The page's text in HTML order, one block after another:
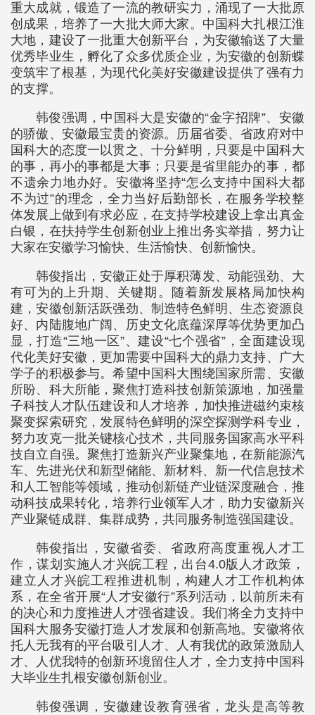
重大成就，锻造了一流的教研实力，涌现了一大批原
创成果，培养了一大批大师大家。中国科大扎根江淮
大地，建设了一批重大创新平台，为安徽输送了大量
优秀毕业生，孵化了众多优质企业，为安徽的创新蝶
变筑牢了根基，为现代化美好安徽建设提供了强有力
的支撑。
韩俊强调，中国科大是安徽的“金字招牌”、安徽
的骄傲、安徽最宝贵的资源。历届省委、省政府对中
国科大的态度一以贯之、十分鲜明，只要是中国科大
的事，再小的事都是大事；只要是省里能办的事，都
不遗余力地办好。安徽将坚持“怎么支持中国科大都
不为过”的理念，全力当好后勤部长，在服务学校整
体发展上做到有求必应，在支持学校建设上拿出真金
白银，在扶持学生创新创业上推出务实举措，努力让
大家在安徽学习愉快、生活愉快、创新愉快。
韩俊指出，安徽正处于厚积薄发、动能强劲、大
有可为的上升期、关键期。随着新发展格局加快构
建，安徽创新活跃强劲、制造特色鲜明、生态资源良
好、内陆腹地广阔、历史文化底蕴深厚等优势更加凸
显，打造“三地一区”、建设“七个强省”，全面建设现
代化美好安徽，更加需要中国科大的鼎力支持、广大
学子的积极参与。希望中国科大围绕国家所需、安徽
所盼、科大所能，聚焦打造科技创新策源地，加强量
子科技人才队伍建设和人才培养，加快推进磁约束核
聚变探索研究，发展特色鲜明的深空探测学科专业，
努力攻克一批关键核心技术，共同服务国家高水平科
技自立自强。聚焦打造新兴产业聚集地，在新能源汽
车、先进光伏和新型储能、新材料、新一代信息技术
和人工智能等领域，推动创新链产业链深度融合，推
动科技成果转化，培养行业领军人才，助力安徽新兴
产业聚链成群、集群成势，共同服务制造强国建设。
韩俊指出，安徽省委、省政府高度重视人才工
作，谋划实施人才兴皖工程，出台4.0版人才政策，
建立人才兴皖工程推进机制，构建人才工作机构体
系，在全省开展“人才安徽行”系列活动，以前所未有
的决心和力度推进人才强省建设。我们将全力支持中
国科大服务安徽打造人才发展和创新高地。安徽将依
托人无我有的平台吸引人才、人有我优的政策激励人
才、人优我特的创新环境留住人才，全力支持中国科
大毕业生扎根安徽创新创业。
韩俊强调，安徽建设教育强省，龙头是高等教